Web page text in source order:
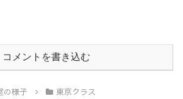
コメントを書き込む
の様子 東京クラス